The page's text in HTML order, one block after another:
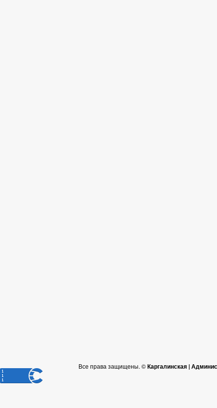
Все права защищены. ©Каргалинская |